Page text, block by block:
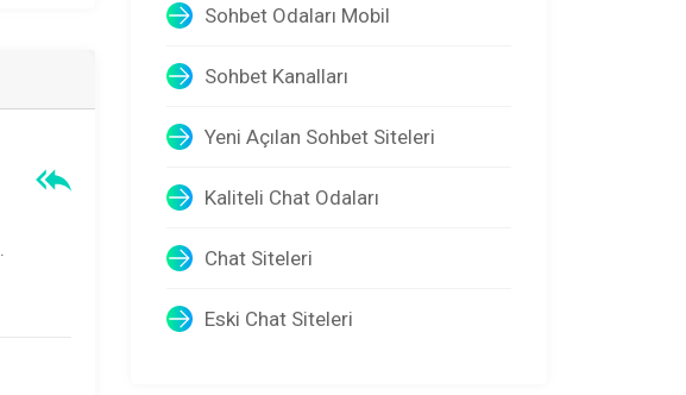
Sohbet Odaları Mobil
Sohbet Kanalları
Yeni Açılan Sohbet Siteleri
Kaliteli Chat Odaları
Chat Siteleri
Eski Chat Siteleri